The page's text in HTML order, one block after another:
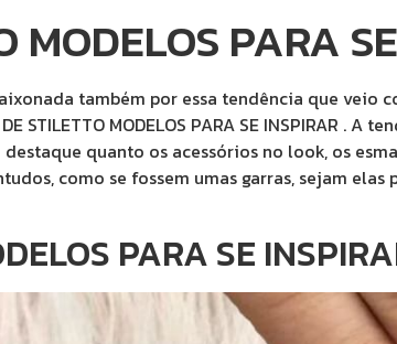
MODELOS PARA
também por essa tendência que veio
STILETTO MODELOS PARA SE INSPIRAR .
quanto os acessórios no look, os
como se fossem umas garras, sejam
PARA SE